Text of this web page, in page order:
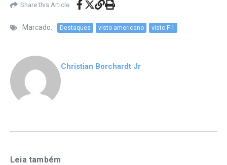
Share this Article
Marcado: Destaques visto americano visto F-1
Christian Borchardt Jr
Leia também